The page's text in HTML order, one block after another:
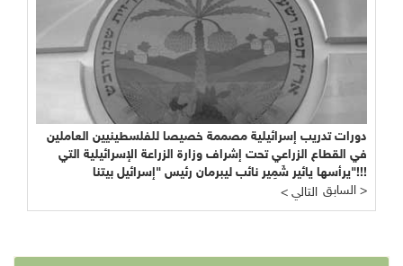
دورات تدريب إسرائيلية مصممة خصيصا للفلسطينيين العاملين
في القطاع الزراعي تحت إشراف وزارة الزراعة الإسرائيلية التي
يرأسها يائير شَمِير نائب ليبرمان رئيس "إسرائيل بيتنا"!!!
< التالي
السابق >